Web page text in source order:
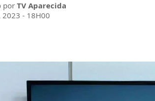
por TV Aparecida
2023 - 18H00